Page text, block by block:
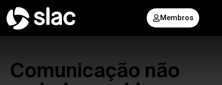
Membros
Comunicação não